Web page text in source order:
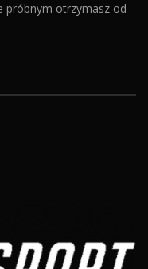
próbnym otrzymasz od